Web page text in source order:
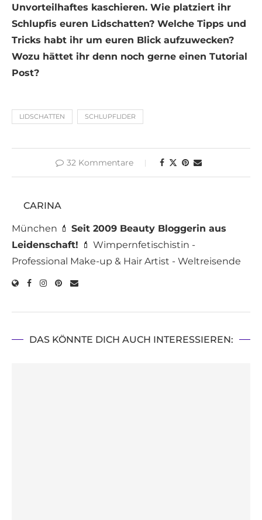
Unvorteilhaftes kaschieren. Wie platziert ihr
Schlupfis euren Lidschatten? Welche Tipps und
Tricks habt ihr um euren Blick aufzuwecken?
Wozu hättet ihr denn noch gerne einen Tutorial
Post?
LIDSCHATTEN SCHLUPFLIDER
32 Kommentare
CARINA
München 💄 Seit 2009 Beauty Bloggerin aus
Leidenschaft! 💄 Wimpernfetischistin -
Professional Make-up & Hair Artist - Weltreisende
DAS KÖNNTE DICH AUCH INTERESSIEREN: